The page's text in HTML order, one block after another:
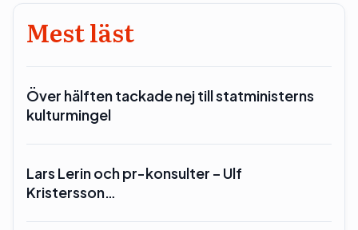
Mest läst
Över hälften tackade nej till statministerns
kulturmingel
Lars Lerin och pr-konsulter – Ulf
Kristersson…